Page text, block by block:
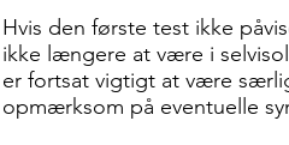
Hvis den første test ikke
ikke længere at være i
er fortsat vigtigt at være
opmærksom på eventuelle